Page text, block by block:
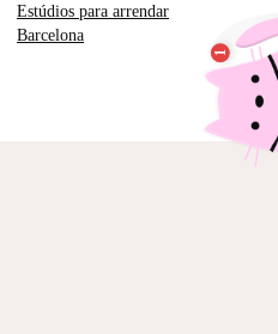
Estúdios para arrendar
Barcelona